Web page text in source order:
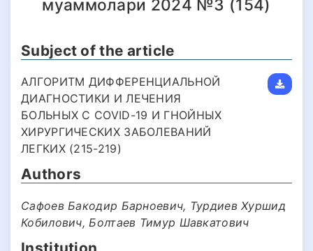
муаммолари 2024 №3 (154)
Subject of the article
АЛГОРИТМ ДИФФЕРЕНЦИАЛЬНОЙ
ДИАГНОСТИКИ И ЛЕЧЕНИЯ
БОЛЬНЫХ С COVID-19 И ГНОЙНЫХ
ХИРУРГИЧЕСКИХ ЗАБОЛЕВАНИЙ
ЛЕГКИХ (215-219)
Authors
Сафоев Бакодир Барноевич, Турдиев Хуршид
Кобилович, Болтаев Тимур Шавкатович